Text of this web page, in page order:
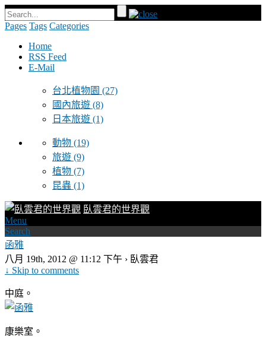
Pages Tags Categories
Home
RSS Feed
E-Mail
台北植物園 (27)
國內旅遊 (8)
日本旅遊 (1)
動物 (19)
旅遊 (9)
植物 (7)
昆蟲 (1)
臥雲君的世界觀
Menu
Search
函雅
八月 19th, 2012 @ 11:12 下午 › 臥雲君
↓ Skip to comments
中庭。
康樂室。